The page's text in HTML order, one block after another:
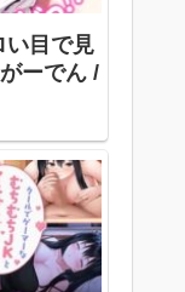
い目で見
ーでん /